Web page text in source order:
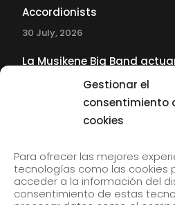
Gestionar el
consentimiento
cookies
Para ofrecer las mejores
tecnologías como las cookies
acceder a la información del
consentimiento de estas
Accordionists
30 July, 2026
La Musikene Big Band
Tolliver en el 61 Jazzaldia
Subscribe to our newsletter